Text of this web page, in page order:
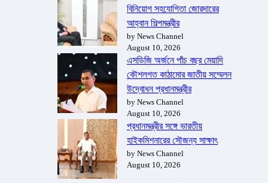
বিনিয়োগ সহযোগিতা জোরদারের
আহ্বান শিল্পমন্ত্রীর
by News Channel
August 10, 2026
এসডিজি অর্জনে পাঁচ বছর মেয়াদি
কৌশলগত কাঠামোর জাতীয় সম্মেলন
উদ্বোধন প্রধানমন্ত্রীর
by News Channel
August 10, 2026
প্রধানমন্ত্রীর সঙ্গে ভারতীয়
হাইকমিশনারের সৌজন্য সাক্ষাৎ
by News Channel
August 10, 2026